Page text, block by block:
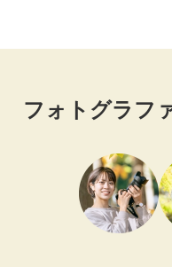
フォトグラフ